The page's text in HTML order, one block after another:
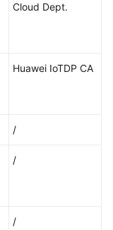
Cloud Dept.
Huawei IoTDP CA
/
/
/